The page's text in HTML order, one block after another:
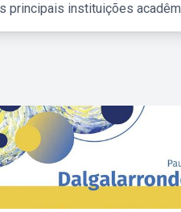
principais instituições